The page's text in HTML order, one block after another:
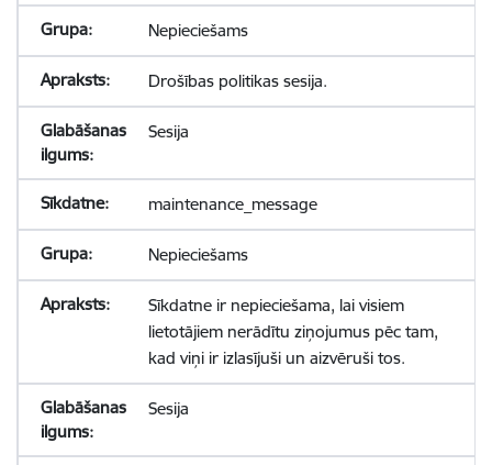
Nepieciešams
Drošības politikas sesija.
Sesija
maintenance_message
Nepieciešams
Sīkdatne ir nepieciešama, lai visiem
lietotājiem nerādītu ziņojumus pēc tam,
kad viņi ir izlasījuši un aizvēruši tos.
Sesija